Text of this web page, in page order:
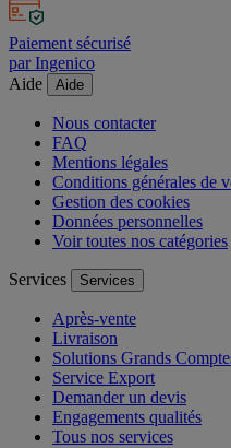
Paiement sécurisé
par Ingenico
Aide
Aide
Nous contacter
FAQ
Mentions légales
Conditions générales de
Gestion des cookies
Données personnelles
Voir toutes nos catégories
Services Services
Après-vente
Livraison
Solutions Grands
Service Export
Demander un devis
Engagements qualités
Tous nos services